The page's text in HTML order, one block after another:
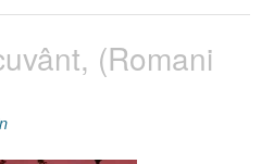
(Romani